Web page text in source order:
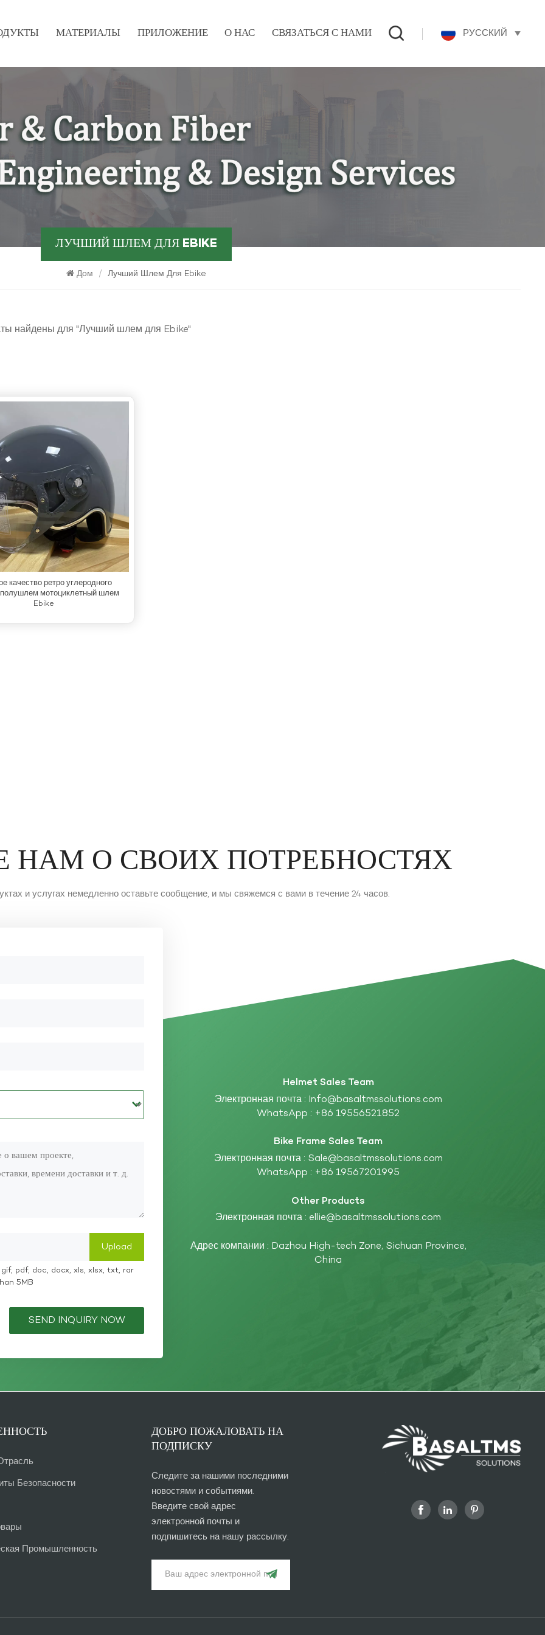
МАТЕРИАЛЫ ПРИЛОЖЕНИЕ О НАС СВЯЗАТЬСЯ С НАМИ РУССКИЙ
ЛУЧШИЙ ШЛЕМ ДЛЯ EBIKE
Дом / Лучший Шлем Для Ebike
найдены для "Лучший шлем для Ebike"
качество ретро углеродного
полушлем мотоциклетный шлем
Ebike
НАМ О СВОИХ ПОТРЕБНОСТЯХ
и услугах немедленно оставьте сообщение, и мы свяжемся с вами в течение 24 часов.
pdf, doc, docx, xls, xlsx, txt, rar
5MB
SEND INQUIRY NOW
Helmet Sales Team
Электронная почта : Info@basaltmssolutions.com
WhatsApp : +86 19556521852
Bike Frame Sales Team
Электронная почта : Sale@basaltmssolutions.com
WhatsApp : +86 19567201995
Other Products
Электронная почта : ellie@basaltmssolutions.com
Адрес компании : Dazhou High-tech Zone, Sichuan Province,
China
Безопасности
Промышленность
ДОБРО ПОЖАЛОВАТЬ НА
ПОДПИСКУ
Следите за нашими последними
новостями и событиями.
Введите свой адрес
электронной почты и
подпишитесь на нашу рассылку.